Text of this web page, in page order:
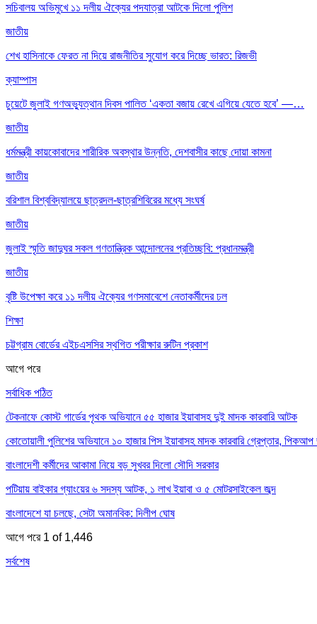
সচিবালয় অভিমুখে ১১ দলীয় ঐক্যের পদযাত্রা আটকে দিলো পুলিশ
জাতীয়
শেখ হাসিনাকে ফেরত না দিয়ে রাজনীতির সুযোগ করে দিচ্ছে ভারত: রিজভী
ক্যাম্পাস
চুয়েটে জুলাই গণঅভ্যুত্থান দিবস পালিত ‘একতা বজায় রেখে এগিয়ে যেতে হবে’ —…
জাতীয়
ধর্মমন্ত্রী কায়কোবাদের শারীরিক অবস্থার উন্নতি, দেশবাসীর কাছে দোয়া কামনা
জাতীয়
বরিশাল বিশ্ববিদ্যালয়ে ছাত্রদল-ছাত্রশিবিরের মধ্যে সংঘর্ষ
জাতীয়
জুলাই স্মৃতি জাদুঘর সকল গণতান্ত্রিক আন্দোলনের প্রতিচ্ছবি: প্রধানমন্ত্রী
জাতীয়
বৃষ্টি উপেক্ষা করে ১১ দলীয় ঐক্যের গণসমাবেশে নেতাকর্মীদের ঢল
শিক্ষা
চট্টগ্রাম বোর্ডের এইচএসসির স্থগিত পরীক্ষার রুটিন প্রকাশ
আগে পরে
সর্বাধিক পঠিত
টেকনাফে কোস্ট গার্ডের পৃথক অভিযানে ৫৫ হাজার ইয়াবাসহ দুই মাদক কারবারি আটক
কোতোয়ালী পুলিশের অভিযানে ১০ হাজার পিস ইয়াবাসহ মাদক কারবারি গ্রেপ্তার, পিকআপ
বাংলাদেশী কর্মীদের আকামা নিয়ে বড় সুখবর দিলো সৌদি সরকার
পটিয়ায় বাইকার গ্যাংয়ের ৬ সদস্য আটক, ১ লাখ ইয়াবা ও ৫ মোটরসাইকেল জব্দ
বাংলাদেশে যা চলছে, সেটা অমানবিক: দিলীপ ঘোষ
আগে পরে 1 of 1,446
সর্বশেষ